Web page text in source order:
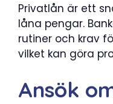
Privatlån är ett
låna pengar.
rutiner och krav
vilket kan göra
Ansök